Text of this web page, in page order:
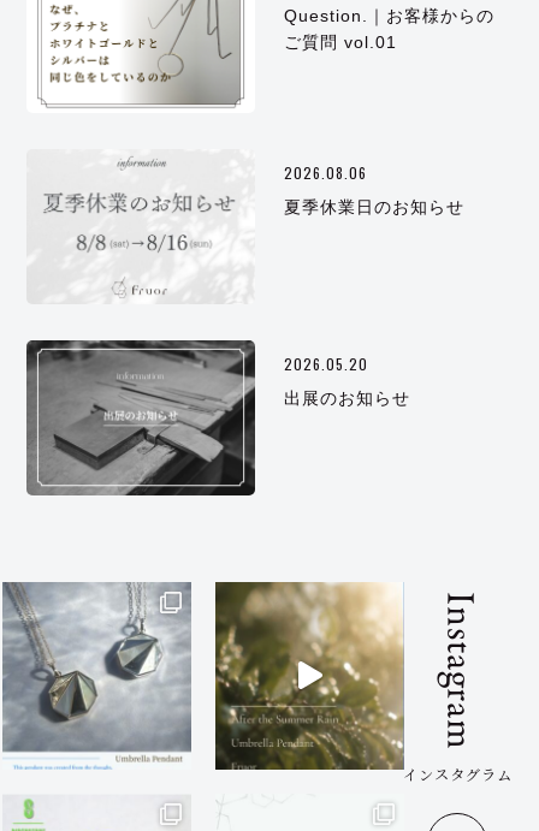
Question.｜お客様からの
ご質問 vol.01
2026.08.06
夏季休業日のお知らせ
2026.05.20
出展のお知らせ
Instagram
インスタグラム